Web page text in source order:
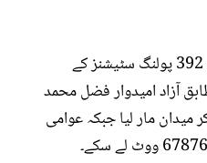
این اے 25 چارشدہ 2 میں تمام 392 پولنگ سٹیشنز کے
آزاد امیدوار فضل محمد
713 ووٹ لے کر میدان مار لیا جبکہ عوامی